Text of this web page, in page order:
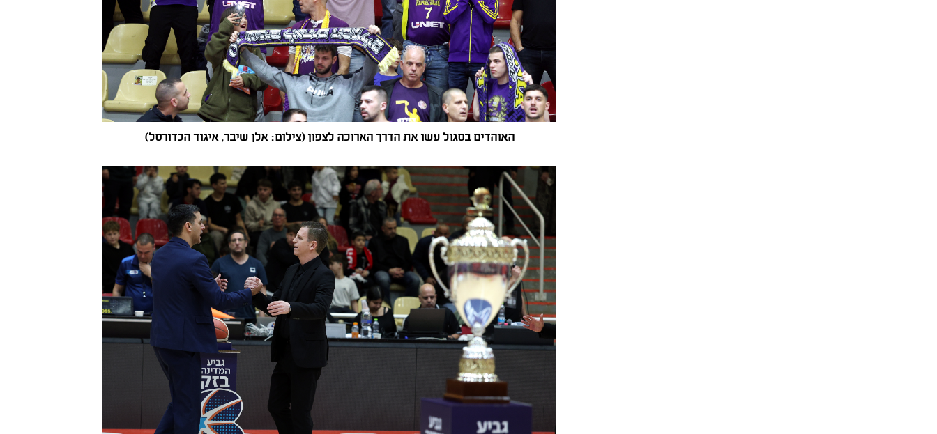
האוהדים בסגול עשו את הדרך הארוכה לצפון (צילום: אלן שיבר, איגוד הכדורסל)